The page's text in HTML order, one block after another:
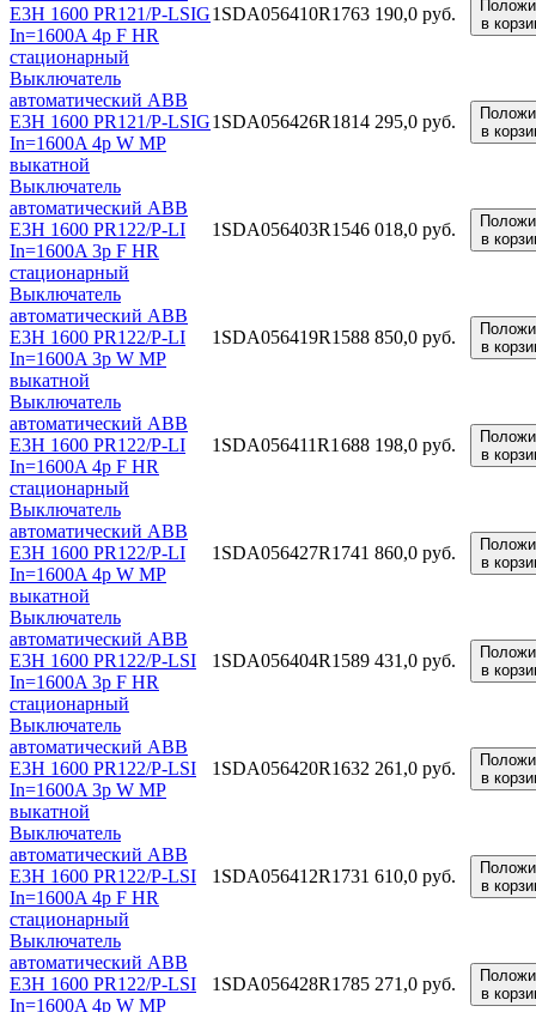
E3H 1600 PR121/P-LSIG
In=1600A 4p F HR
стационарный
1SDA056410R1 763 190,0 руб.
в
Выключатель
автоматический ABB
E3H 1600 PR121/P-LSIG
In=1600A 4p W MP
выкатной
1SDA056426R1814 295,0 руб.
в
Выключатель
автоматический ABB
E3H 1600 PR122/P-LI
In=1600A 3p F HR
стационарный
1SDA056403R1 546 018,0 руб.
в
Выключатель
автоматический ABB
E3H 1600 PR122/P-LI
In=1600A 3p W MP
выкатной
1SDA056419R1 588 850,0 руб.
в
Выключатель
автоматический ABB
E3H 1600 PR122/P-LI
In=1600A 4p F HR
стационарный
1SDA056411R1 688 198,0 руб.
в
Выключатель
автоматический ABB
E3H 1600 PR122/P-LI
In=1600A 4p W MP
выкатной
1SDA056427R1 741 860,0 руб.
в
Выключатель
автоматический ABB
E3H 1600 PR122/P-LSI
In=1600A 3p F HR
стационарный
1SDA056404R1 589 431,0 руб.
в
Выключатель
автоматический ABB
E3H 1600 PR122/P-LSI
In=1600A 3p W MP
выкатной
1SDA056420R1632 261,0 руб.
в
Выключатель
автоматический ABB
E3H 1600 PR122/P-LSI
In=1600A 4p F HR
стационарный
1SDA056412R1 731 610,0 руб.
в
Выключатель
автоматический ABB
E3H 1600 PR122/P-LSI
In=1600A 4p W MP
1SDA056428R1 785 271,0 руб.
в